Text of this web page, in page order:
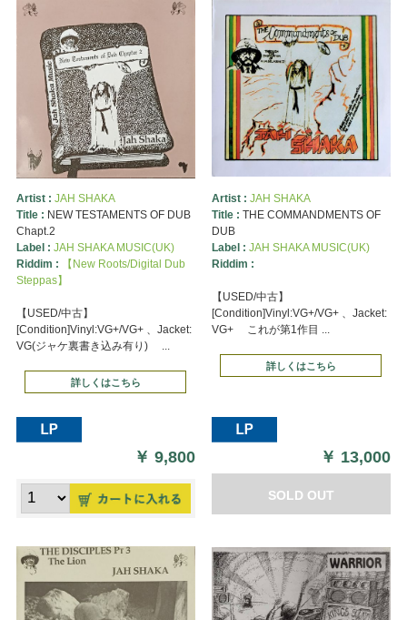
Artist : JAH SHAKA
Title : NEW TESTAMENTS OF DUB
Chapt.2
Label : JAH SHAKA MUSIC(UK)
Riddim :
【New Roots/Digital Dub
Steppas】
【USED/中古】
[Condition]Vinyl:VG+/VG+ 、Jacket:
VG(ジャケ裏書き込み有り) ...
詳しくはこちら
￥9,800
Artist : JAH SHAKA
Title : THE COMMANDMENTS OF
DUB
Label : JAH SHAKA MUSIC(UK)
Riddim :
【USED/中古】
[Condition]Vinyl:VG+/VG+ 、Jacket:
VG+ これが第1作目 ...
詳しくはこちら
￥ 13,000
SOLD OUT